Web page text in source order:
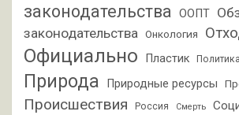
законодательства
ООПТ
законодательства
Онкология
Официально Пластик Политика
Природа Природные ресурсы
Происшествия Россия Смерть